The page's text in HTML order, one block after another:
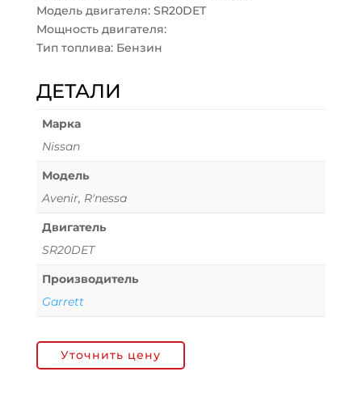
Модель двигателя: SR20DET
Мощность двигателя:
Тип топлива: Бензин
ДЕТАЛИ
Марка
Nissan
Модель
Avenir, R'nessa
Двигатель
SR20DET
Производитель
Garrett
Уточнить цену